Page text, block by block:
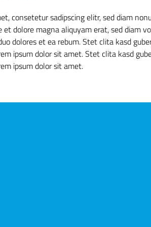
consetetur sadipscing elitr, sed diam
dolore magna aliquyam erat, sed diam
dolores et ea rebum. Stet clita kasd
ipsum dolor sit amet. Stet clita kasd
ipsum dolor sit amet.